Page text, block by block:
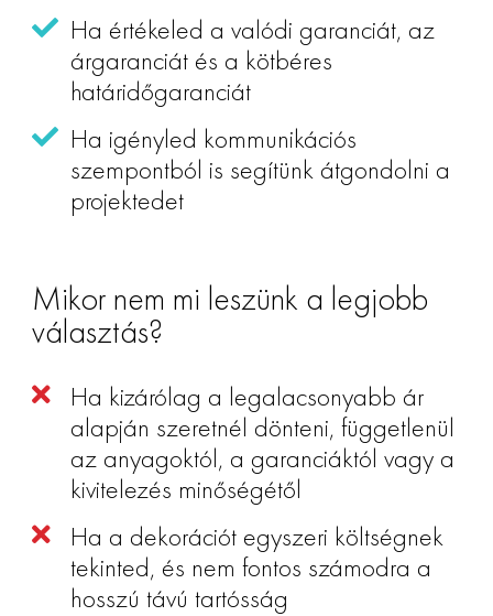
Ha értékeled a valódi garanciát, az
árgaranciát és a kötbéres
határidőgaranciát
Ha igényled kommunikációs
szempontból is segítünk átgondolni a
projektedet
Mikor nem mi leszünk a legjobb
választás?
Ha kizárólag a legalacsonyabb ár
alapján szeretnél dönteni, függetlenül
az anyagoktól, a garanciáktól vagy a
kivitelezés minőségétől
Ha a dekorációt egyszeri költségnek
tekinted, és nem fontos számodra a
hosszú távú tartósság